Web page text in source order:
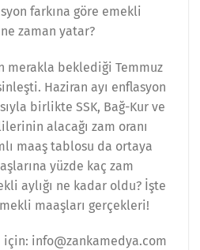
farkına göre emekli
zaman yatar?
merakla beklediği Temmuz
Haziran ayı enflasyon
birlikte SSK, Bağ-Kur ve
alacağı zam oranı
maaş tablosu da ortaya
yüzde kaç zam
aylığı ne kadar oldu? İşte
maaşları gerçekleri!
info@zankamedya.com